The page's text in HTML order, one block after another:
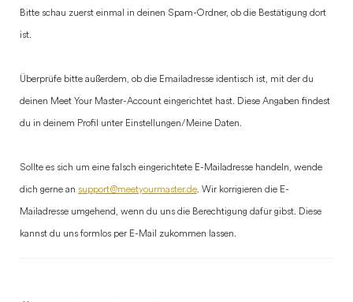
Bitte schau zuerst einmal in deinen Spam-Ordner, ob die Bestätigung dort
ist.
Überprüfe bitte außerdem, ob die Emailadresse identisch ist, mit der du
deinen Meet Your Master-Account eingerichtet hast. Diese Angaben findest
du in deinem Profil unter Einstellungen/Meine Daten.
Sollte es sich um eine falsch eingerichtete E-Mailadresse handeln, wende
dich gerne an support@meetyourmaster.de. Wir korrigieren die E-
Mailadresse umgehend, wenn du uns die Berechtigung dafür gibst. Diese
kannst du uns formlos per E-Mail zukommen lassen.